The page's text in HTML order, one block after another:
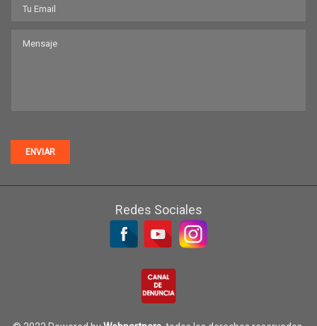
ENVIAR
Redes Sociales